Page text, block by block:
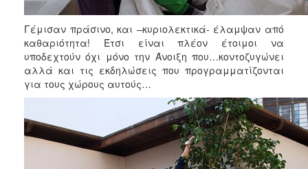
Γέμισαν πράσινο, και –κυριολεκτικά- έλαμψαν από
καθαριότητα! Έτσι είναι πλέον έτοιμοι να
υποδεχτούν όχι μόνο την Άνοιξη που…κοντοζυγώνει
αλλά και τις εκδηλώσεις που προγραμματίζονται
για τους χώρους αυτούς…